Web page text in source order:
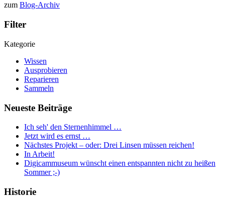
zum Blog-Archiv
Filter
Kategorie
Wissen
Ausprobieren
Reparieren
Sammeln
Neueste Beiträge
Ich seh' den Sternenhimmel …
Jetzt wird es ernst …
Nächstes Projekt – oder: Drei Linsen müssen reichen!
In Arbeit!
Digicammuseum wünscht einen entspannten nicht zu heißen
Sommer ;-)
Historie